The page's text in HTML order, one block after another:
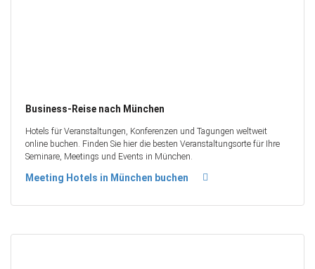
Business-Reise nach München
Hotels für Veranstaltungen, Konferenzen und Tagungen weltweit
online buchen. Finden Sie hier die besten Veranstaltungsorte für Ihre
Seminare, Meetings und Events in München.
Meeting Hotels in München buchen